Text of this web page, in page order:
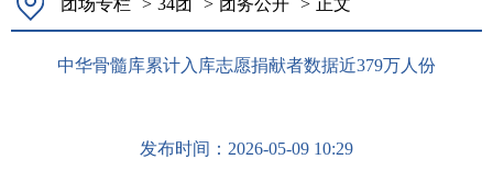
团场专栏 > 34团 > 团务公开 > 正文
中华骨髓库累计入库志愿捐献者数据近379万人份
发布时间： 2026-05-09 10:29